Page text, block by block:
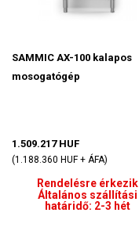
SAMMIC AX-100 kalapos
mosogatógép
1.509.217 HUF
(1.188.360 HUF + ÁFA)
Rendelésre érkezik
Általános szállítási
határidő: 2-3 hét